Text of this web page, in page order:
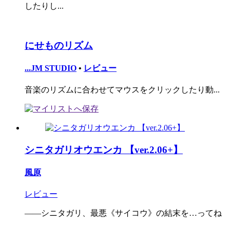
したりし...
にせものリズム
...JM STUDIO • レビュー
音楽のリズムに合わせてマウスをクリックしたり動...
シニタガリオウエンカ 【ver.2.06+】
風原
レビュー
――シニタガリ、最悪《サイコウ》の結末を…ってね